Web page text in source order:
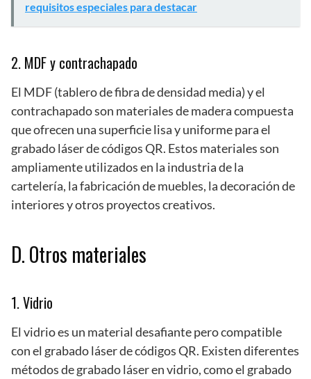
requisitos especiales para destacar
2. MDF y contrachapado
El MDF (tablero de fibra de densidad media) y el
contrachapado son materiales de madera compuesta
que ofrecen una superficie lisa y uniforme para el
grabado láser de códigos QR. Estos materiales son
ampliamente utilizados en la industria de la
cartelería, la fabricación de muebles, la decoración de
interiores y otros proyectos creativos.
D. Otros materiales
1. Vidrio
El vidrio es un material desafiante pero compatible
con el grabado láser de códigos QR. Existen diferentes
métodos de grabado láser en vidrio, como el grabado